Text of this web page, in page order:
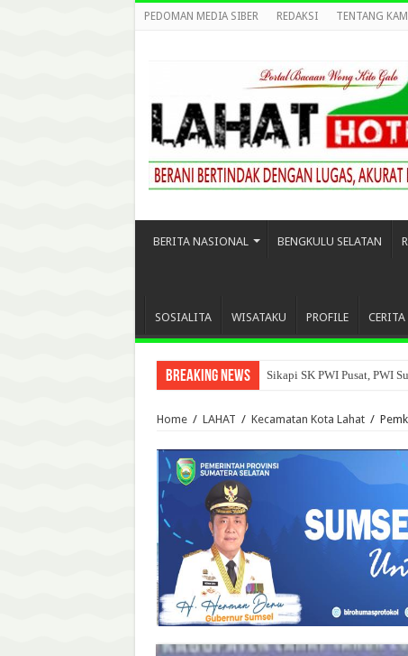
PEDOMAN MEDIA SIBER REDAKSI TENTANG
BERITA NASIONAL BENGKULU SELATAN
SOSIALITA WISATAKU PROFILE
Breaking News Sikapi SK PWI Pusat, PWI
Home / LAHAT / Kecamatan Kota Lahat /